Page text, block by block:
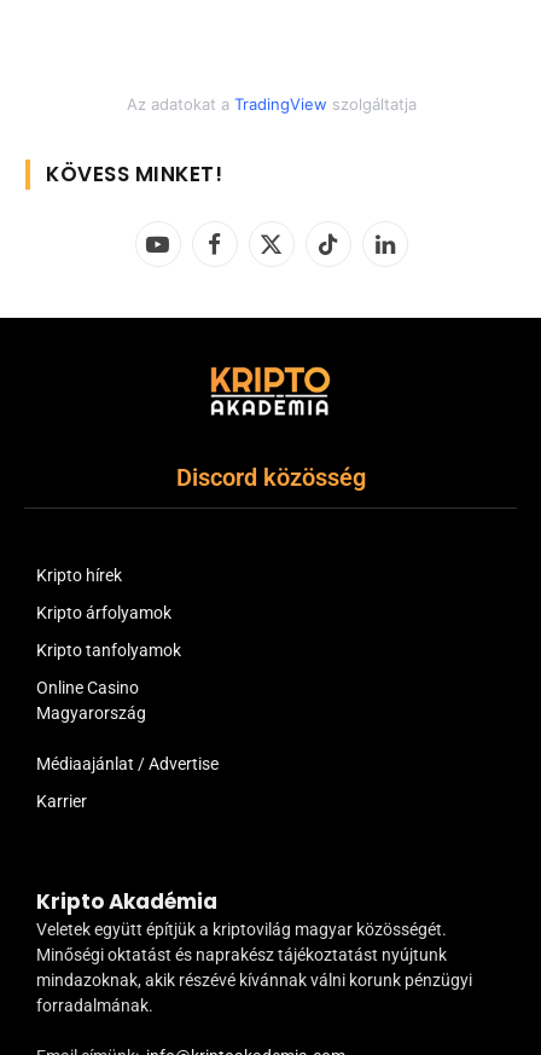
Az adatokat a TradingView szolgáltatja
KÖVESS MINKET!
YouTubeFacebook
X
TikTok LinkedIn
Discord közösség
Kripto hírek
Kripto árfolyamok
Kripto tanfolyamok
Online Casino
Magyarország
Médiaajánlat / Advertise
Karrier
Kripto Akadémia
Veletek együtt építjük a kriptovilág magyar közösségét.
Minőségi oktatást és naprakész tájékoztatást nyújtunk
mindazoknak, akik részévé kívánnak válni korunk pénzügyi
forradalmának.